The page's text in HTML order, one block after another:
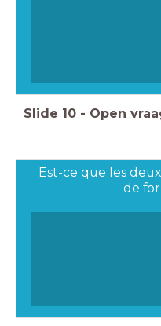
Slide 10 - Open
Est-ce que les
de